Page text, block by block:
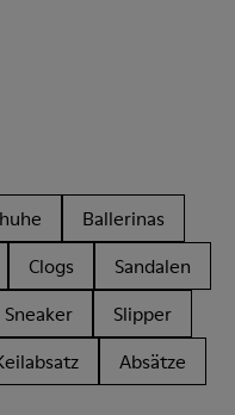
Ballerinas
Clogs
Sandalen
Sneaker
Slipper
Absätze